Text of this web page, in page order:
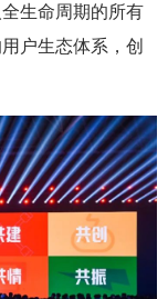
生命周期的所有
户生态体系，创